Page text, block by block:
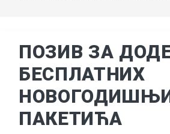
ПОЗИВ ЗА
БЕСПЛАТНИХ
ПАКЕТИЋА